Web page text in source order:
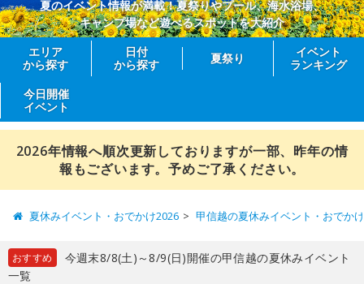
夏のイベント情報が満載！夏祭りやプール、海水浴場、
キャンプ場など遊べるスポットを大紹介
エリア
から探す
日付
から探す
夏祭り
イベント
ランキング
今日開催
イベント
2026年情報へ順次更新しておりますが一部、昨年の情
報もございます。予めご了承ください。
夏休みイベント・おでかけ2026 甲信越の夏休みイベント・おでか
おすすめ
今週末8/8(土)～8/9(日)開催の甲信越の夏休みイベント
一覧